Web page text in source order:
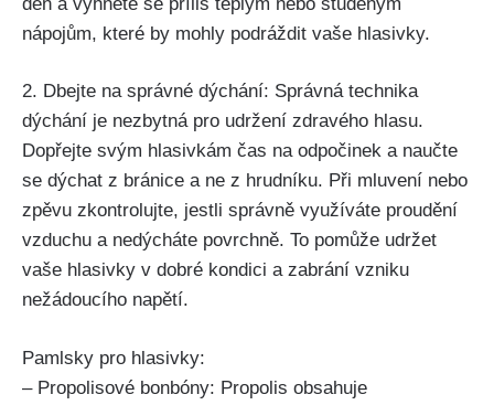
nápojům,⁣ které by⁤ mohly podráždit vaše hlasivky.
2. Dbejte na⁤ správné dýchání: Správná⁣ technika
dýchání je​ nezbytná ‍pro ‍udržení zdravého hlasu.
⁣Dopřejte svým hlasivkám ​čas na ​odpočinek a naučte
se dýchat z bránice a ne z hrudníku. ‍Při mluvení nebo
zpěvu zkontrolujte, jestli správně ‍využíváte proudění
vzduchu a nedýcháte ⁢povrchně. To pomůže udržet
vaše hlasivky v dobré‍ kondici a‌ zabrání vzniku
nežádoucího napětí.
Pamlsky pro ‌hlasivky:⁢
– Propolisové⁢ bonbóny: Propolis obsahuje